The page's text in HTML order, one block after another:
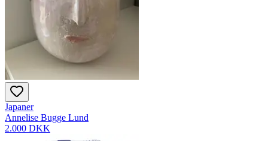
Japaner
Annelise Bugge Lund
2.000 DKK